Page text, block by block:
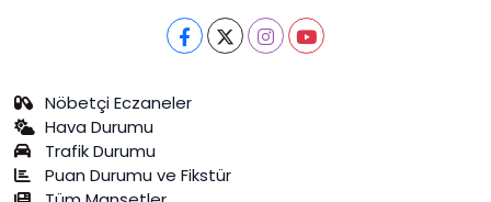
Nöbetçi Eczaneler
Hava Durumu
Trafik Durumu
Puan Durumu ve Fikstür